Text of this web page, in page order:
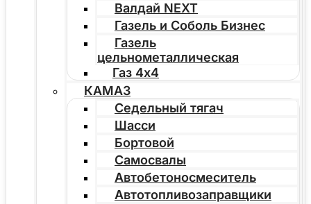
Валдай NEXT
Газель и Соболь Бизнес
Газель
цельнометаллическая
Газ 4х4
КАМАЗ
Седельный тягач
Шасси
Бортовой
Самосвалы
Автобетоносмеситель
Автотопливозаправщики